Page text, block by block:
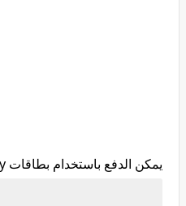
يمكن الدفع باستخدام بطاقات Visa – Mastercard – Mada – Apple Pay.